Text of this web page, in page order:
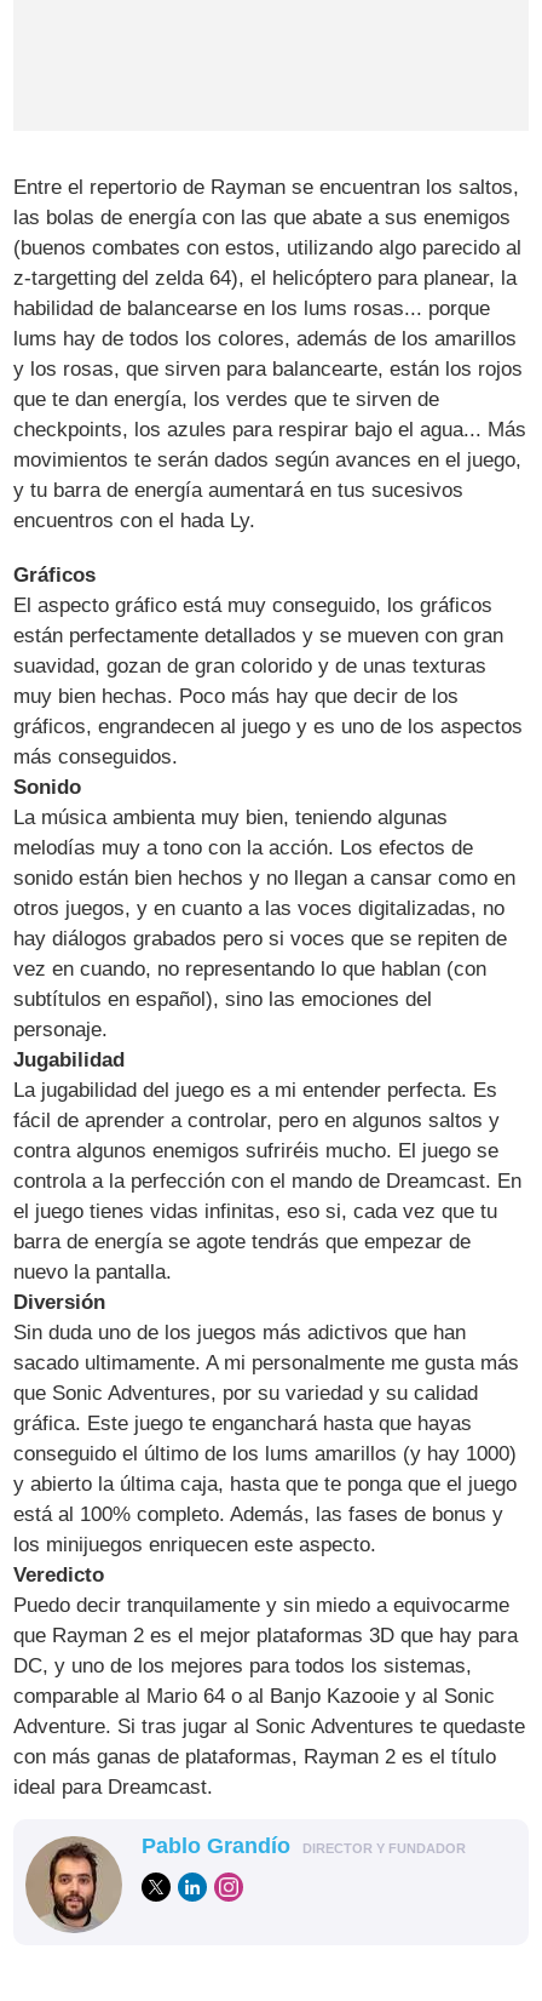
Entre el repertorio de Rayman se encuentran los saltos,
las bolas de energía con las que abate a sus enemigos
(buenos combates con estos, utilizando algo parecido al
z-targetting del zelda 64), el helicóptero para planear, la
habilidad de balancearse en los lums rosas... porque
lums hay de todos los colores, además de los amarillos
y los rosas, que sirven para balancearte, están los rojos
que te dan energía, los verdes que te sirven de
checkpoints, los azules para respirar bajo el agua... Más
movimientos te serán dados según avances en el juego,
y tu barra de energía aumentará en tus sucesivos
encuentros con el hada Ly.
Gráficos
El aspecto gráfico está muy conseguido, los gráficos
están perfectamente detallados y se mueven con gran
suavidad, gozan de gran colorido y de unas texturas
muy bien hechas. Poco más hay que decir de los
gráficos, engrandecen al juego y es uno de los aspectos
más conseguidos.
Sonido
La música ambienta muy bien, teniendo algunas
melodías muy a tono con la acción. Los efectos de
sonido están bien hechos y no llegan a cansar como en
otros juegos, y en cuanto a las voces digitalizadas, no
hay diálogos grabados pero si voces que se repiten de
vez en cuando, no representando lo que hablan (con
subtítulos en español), sino las emociones del
personaje.
Jugabilidad
La jugabilidad del juego es a mi entender perfecta. Es
fácil de aprender a controlar, pero en algunos saltos y
contra algunos enemigos sufriréis mucho. El juego se
controla a la perfección con el mando de Dreamcast. En
el juego tienes vidas infinitas, eso si, cada vez que tu
barra de energía se agote tendrás que empezar de
nuevo la pantalla.
Diversión
Sin duda uno de los juegos más adictivos que han
sacado ultimamente. A mi personalmente me gusta más
que Sonic Adventures, por su variedad y su calidad
gráfica. Este juego te enganchará hasta que hayas
conseguido el último de los lums amarillos (y hay 1000)
y abierto la última caja, hasta que te ponga que el juego
está al 100% completo. Además, las fases de bonus y
los minijuegos enriquecen este aspecto.
Veredicto
Puedo decir tranquilamente y sin miedo a equivocarme
que Rayman 2 es el mejor plataformas 3D que hay para
DC, y uno de los mejores para todos los sistemas,
comparable al Mario 64 o al Banjo Kazooie y al Sonic
Adventure. Si tras jugar al Sonic Adventures te quedaste
con más ganas de plataformas, Rayman 2 es el título
ideal para Dreamcast.
Pablo Grandío DIRECTOR Y FUNDADOR